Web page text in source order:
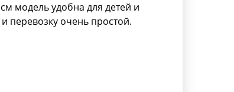
модель удобна для детей и
перевозку очень простой.